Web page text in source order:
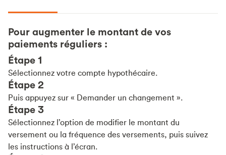
Pour augmenter le montant de vos
paiements réguliers :
Étape 1
Sélectionnez votre compte hypothécaire.
Étape 2
Puis appuyez sur « Demander un changement ».
Étape 3
Sélectionnez l’option de modifier le montant du
versement ou la fréquence des versements, puis suivez
les instructions à l’écran.